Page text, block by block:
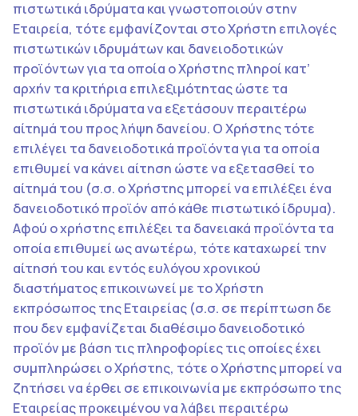
πιστωτικά ιδρύματα και γνωστοποιούν στην
Εταιρεία, τότε εμφανίζονται στο Χρήστη επιλογές
πιστωτικών ιδρυμάτων και δανειοδοτικών
προϊόντων για τα οποία ο Χρήστης πληροί κατ’
αρχήν τα κριτήρια επιλεξιμότητας ώστε τα
πιστωτικά ιδρύματα να εξετάσουν περαιτέρω
αίτημά του προς λήψη δανείου. Ο Χρήστης τότε
επιλέγει τα δανειοδοτικά προϊόντα για τα οποία
επιθυμεί να κάνει αίτηση ώστε να εξετασθεί το
αίτημά του (σ.σ. ο Χρήστης μπορεί να επιλέξει ένα
δανειοδοτικό προϊόν από κάθε πιστωτικό ίδρυμα).
Αφού ο χρήστης επιλέξει τα δανειακά προϊόντα τα
οποία επιθυμεί ως ανωτέρω, τότε καταχωρεί την
αίτησή του και εντός ευλόγου χρονικού
διαστήματος επικοινωνεί με το Χρήστη
εκπρόσωπος της Εταιρείας (σ.σ. σε περίπτωση δε
που δεν εμφανίζεται διαθέσιμο δανειοδοτικό
προϊόν με βάση τις πληροφορίες τις οποίες έχει
συμπληρώσει ο Χρήστης, τότε ο Χρήστης μπορεί να
ζητήσει να έρθει σε επικοινωνία με εκπρόσωπο της
Εταιρείας προκειμένου να λάβει περαιτέρω